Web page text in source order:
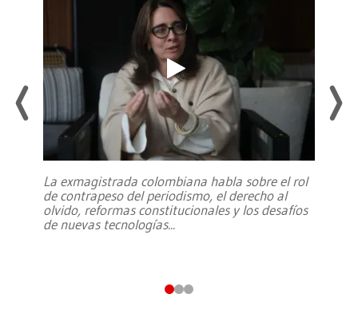
La exmagistrada colombiana habla sobre el rol
de contrapeso del periodismo, el derecho al
olvido, reformas constitucionales y los desafíos
de nuevas tecnologías...